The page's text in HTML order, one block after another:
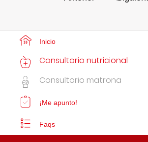
Inicio
Consultorio nutricional
Consultorio matrona
¡Me apunto!
Faqs